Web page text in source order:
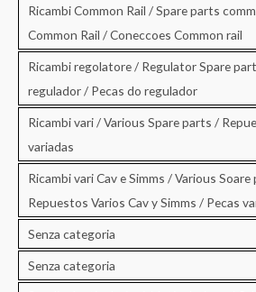
Ricambi Common Rail / Spare parts
Common Rail / Coneccoes Common rail
Ricambi regolatore / Regulator Spare
regulador / Pecas do regulador
Ricambi vari / Various Spare parts /
variadas
Ricambi vari Cav e Simms / Various
Repuestos Varios Cav y Simms / Pecas
Senza categoria
Senza categoria